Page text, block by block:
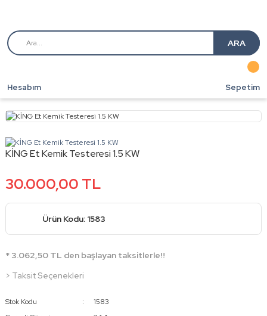
ARA
Hesabım Sepetim
KİNG Et Kemik Testeresi 1.5 KW
30.000,00 TL
Ürün Kodu: 1583
* 3.062,50 TL den başlayan taksitlerle!!
> Taksit Seçenekleri
Stok Kodu
1583